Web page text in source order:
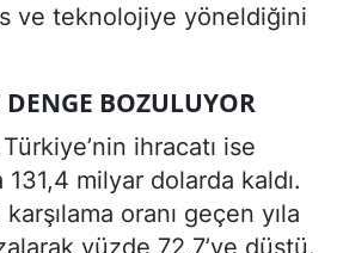
ve teknolojiye yöneldiğini
DENGE BOZULUYOR
ihracatı ise
131,4 milyar dolarda kaldı.
oranı geçen yıla
yüzde 72,7’ye düştü.